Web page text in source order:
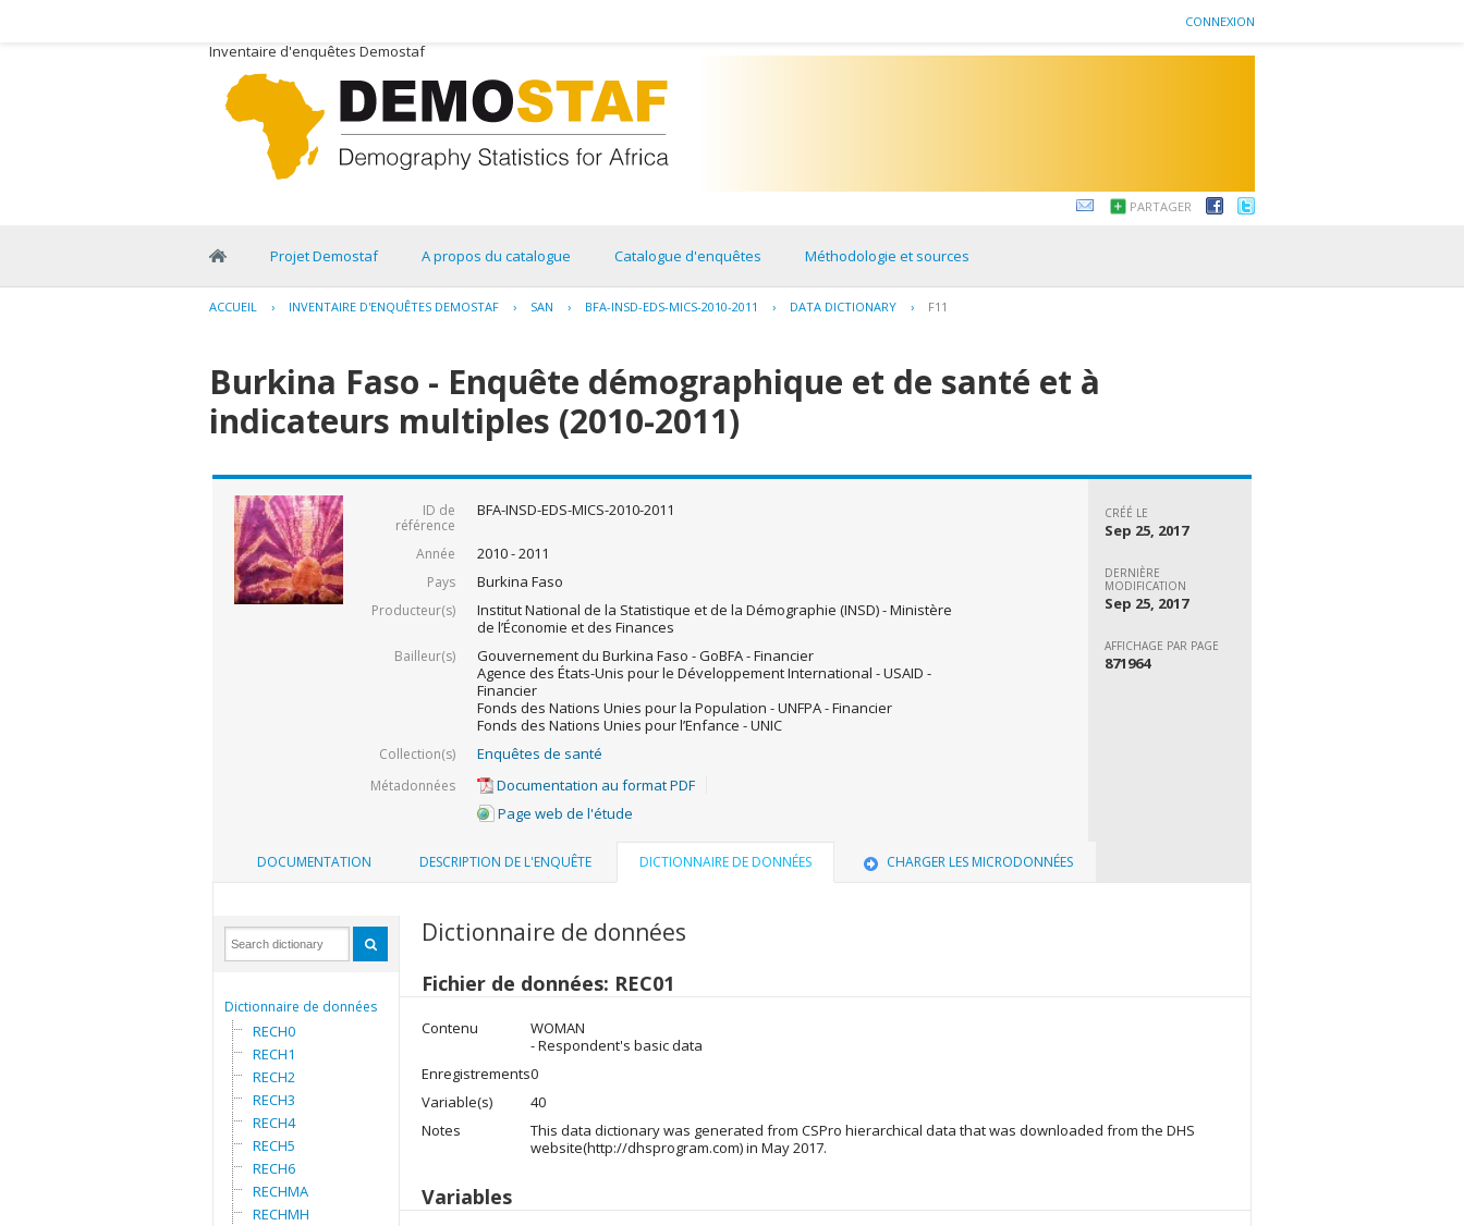
CONNEXION
Inventaire d'enquêtes Demostaf
PARTAGER
Projet Demostaf A propos du catalogue Catalogue d'enquêtes Méthodologie et sources
ACCUEIL › INVENTAIRE D'ENQUÊTES DEMOSTAF › SAN › BFA-INSD-EDS-MICS-2010-2011 › DATA DICTIONARY › F11
Burkina Faso - Enquête démographique et de santé et à
indicateurs multiples (2010-2011)
ID de
référence
BFA-INSD-EDS-MICS-2010-2011
Année 2010 - 2011
Pays Burkina Faso
Producteur(s)
Institut National de la Statistique et de la Démographie (INSD) - Ministère
de l’Économie et des Finances
Bailleur(s)
Gouvernement du Burkina Faso - GoBFA - Financier
Agence des États-Unis pour le Développement International - USAID -
Financier
Fonds des Nations Unies pour la Population - UNFPA - Financier
Fonds des Nations Unies pour l’Enfance - UNIC
Collection(s) Enquêtes de santé
Métadonnées
Documentation au format PDF
Page web de l'étude
CRÉÉ LE
Sep 25, 2017
DERNIÈRE
MODIFICATION
Sep 25, 2017
AFFICHAGE PAR PAGE
871964
DOCUMENTATION DESCRIPTION DE L'ENQUÊTE DICTIONNAIRE DE DONNÉES CHARGER LES MICRODONNÉES
Dictionnaire de données
RECH0
RECH1
RECH2
RECH3
RECH4
RECH5
RECH6
RECHMA
RECHMH
Dictionnaire de données
Fichier de données: REC01
Contenu
WOMAN
- Respondent's basic data
Enregistrements0
Variable(s)
40
Notes
This data dictionary was generated from CSPro hierarchical data that was downloaded from the DHS
website(http://dhsprogram.com) in May 2017.
Variables